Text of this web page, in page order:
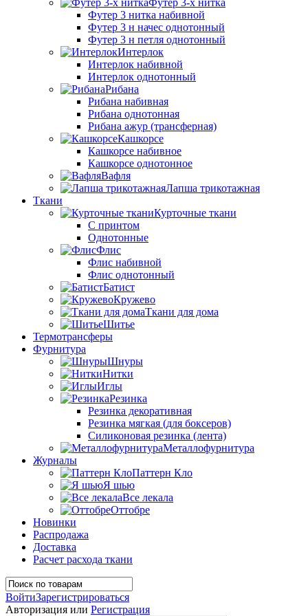
Футер 3-х нитка
Футер 3 нитка набивной
Футер 3 н начес однотонный
Футер 3 н петля однотонный
Интерлок
Интерлок набивной
Интерлок однотонный
Рибана
Рибана набивная
Рибана однотонная
Рибана ажур (трансферная)
Кашкорсе
Кашкорсе набивное
Кашкорсе однотонное
Вафля
Лапша трикотажная
Ткани
Курточные ткани
С принтом
Однотонные
Флис
Флис набивной
Флис однотонный
Батист
Кружево
Ткани для дома
Шитье
Термотрансферы
Фурнитура
Шнуры
Нитки
Иглы
Резинка
Резинка декоративная
Резинка мягкая (для боксеров)
Силиконовая резинка (лента)
Металлофурнитура
Журналы
Паттерн Кло
Я шью
Все лекала
Оттобре
Новинки
Распродажа
Доставка
Расчет расхода ткани
ВойтиЗарегистрироваться
Авторизация или Регистрация